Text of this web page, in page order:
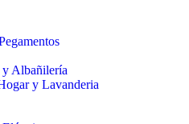
Albañilería
y Lavanderia